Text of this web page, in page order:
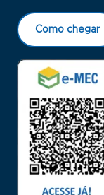
Como chegar